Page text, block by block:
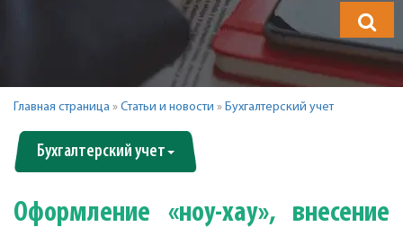
будете
искать?
Главная страница » Статьи и новости » Бухгалтерский учет
Бухгалтерский учет
Оформление «ноу-хау», внесение